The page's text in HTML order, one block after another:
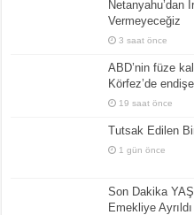
Netanyahu’dan
Vermeyeceğiz
3 saat önce
ABD’nin füze
Körfez’de
19 saat önce
Tutsak Edilen
1 gün önce
Son Dakika
Emekliye Ayrıldı